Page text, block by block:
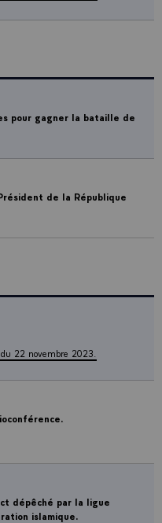
pour gagner la bataille de
de la République
22 novembre 2023.
dépêché par la ligue
islamique.